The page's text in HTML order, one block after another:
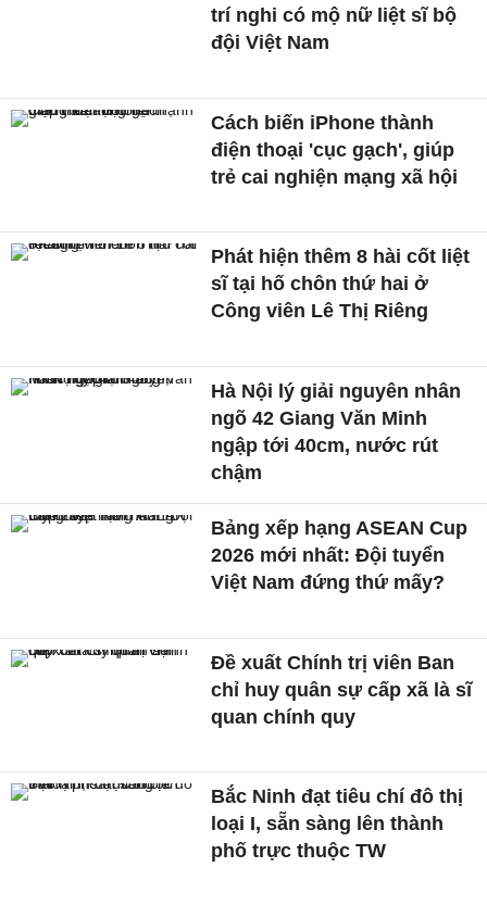
trí nghi có mộ nữ liệt sĩ bộ
đội Việt Nam
Cách biến iPhone thành
điện thoại 'cục gạch', giúp
trẻ cai nghiện mạng xã hội
Phát hiện thêm 8 hài cốt liệt
sĩ tại hố chôn thứ hai ở
Công viên Lê Thị Riêng
Hà Nội lý giải nguyên nhân
ngõ 42 Giang Văn Minh
ngập tới 40cm, nước rút
chậm
Bảng xếp hạng ASEAN Cup
2026 mới nhất: Đội tuyển
Việt Nam đứng thứ mấy?
Đề xuất Chính trị viên Ban
chỉ huy quân sự cấp xã là sĩ
quan chính quy
Bắc Ninh đạt tiêu chí đô thị
loại I, sẵn sàng lên thành
phố trực thuộc TW